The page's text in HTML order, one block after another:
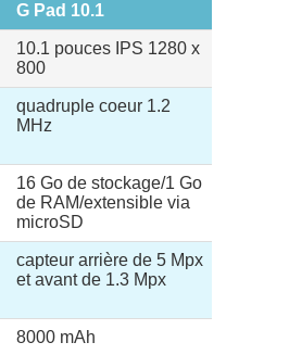
G Pad 10.1
10.1 pouces IPS 1280 x
800
quadruple coeur 1.2
MHz
16 Go de stockage/1 Go
de RAM/extensible via
microSD
capteur arrière de 5 Mpx
et avant de 1.3 Mpx
8000 mAh